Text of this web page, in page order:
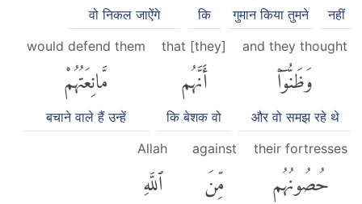
नहीं
गुमान किया तुमने
कि
वो निकल जाऐंगे
and they thought
وَظَنُّوٓا۟
और वो समझ रहे थे
that [they]
أَنَّهُم
कि बेशक वो
would defend them
مَّانِعَتُهُمْ
बचाने वाले हैं उन्हें
their fortresses
حُصُونُهُم
against
مِّنَ
Allah
ٱللَّهِ